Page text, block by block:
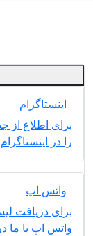
اینستاگرام
برای اطلاع از
را در
واتس اپ
برای دریافت
واتس اپ با ما